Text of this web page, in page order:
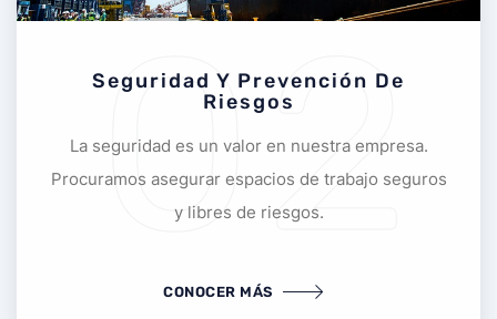
02
Seguridad Y Prevención De
Riesgos
La seguridad es un valor en nuestra empresa.
Procuramos asegurar espacios de trabajo seguros
y libres de riesgos.
CONOCER MÁS